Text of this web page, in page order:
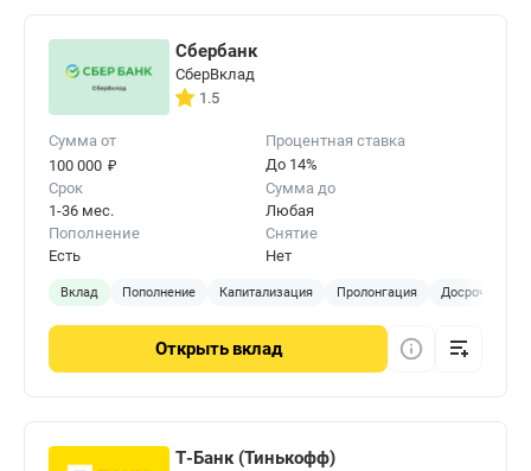
Сбербанк
СберВклад
1.5
Сумма от
100 000 ₽
Процентная ставка
До 14%
Срок
1-36 мес.
Сумма до
Любая
Пополнение
Есть
Снятие
Нет
Вклад Пополнение Капитализация Пролонгация Досрочное
Открыть вклад
Т-Банк (Тинькофф)